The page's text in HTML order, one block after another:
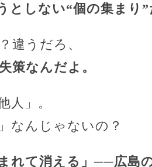
としない“個の集まり”
違うだろ、
策なんだよ。
人」。
なんじゃないの？
れて消える」──広島